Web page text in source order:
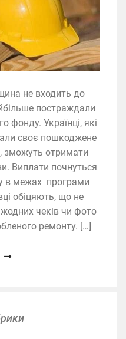
не входить до
постраждали
фонду. Українці, які
своє пошкоджене
зможуть отримати
Виплати почнуться
в межах програми
обіцяють, що не
чеків чи фото
ремонту. […]